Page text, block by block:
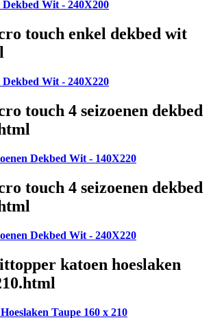
Wit - 240X200
touch enkel dekbed wit
Wit - 240X220
touch 4 seizoenen dekbed
Dekbed Wit - 140X220
touch 4 seizoenen dekbed
Dekbed Wit - 240X220
katoen hoeslaken
Taupe 160 x 210